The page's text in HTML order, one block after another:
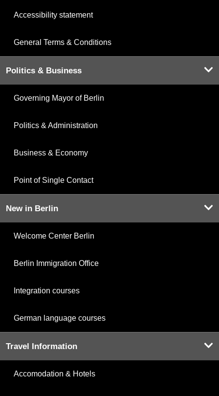
Accessibility statement
General Terms & Conditions
Politics & Business
Governing Mayor of Berlin
Politics & Administration
Business & Economy
Point of Single Contact
New in Berlin
Welcome Center Berlin
Berlin Immigration Office
Integration courses
German language courses
Travel Information
Accomodation & Hotels